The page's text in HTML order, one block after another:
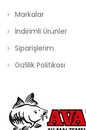
Markalar
İndirimli Ürünler
Siparişlerim
Gizlilik Politikası